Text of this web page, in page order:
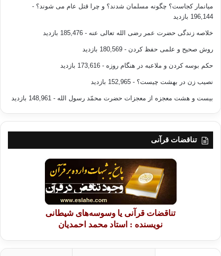
میانمار کجاست؟ چگونه مسلمان شدند؟ و چرا قتل عام می شوند؟ -
196,144 بازدید
خلاصه زندگی حضرت عمر رضی الله تعالی عنه - 185,476 بازدید
روش صحیح و علمی حفظ کردن - 180,569 بازدید
حکم بوسه کردن و ملاعبه در هنگام روزه - 173,616 بازدید
نصیب زن در بهشت چیست؟ - 152,965 بازدید
بیست و هشت معجزه از معجزات حضرت محمّد رسول الله - 148,961 بازدید
تناقضات قرآنی
تناقضات قرآنی یا وسوسه‌های شیطانی
نویسنده : استاد محمد احمدیان